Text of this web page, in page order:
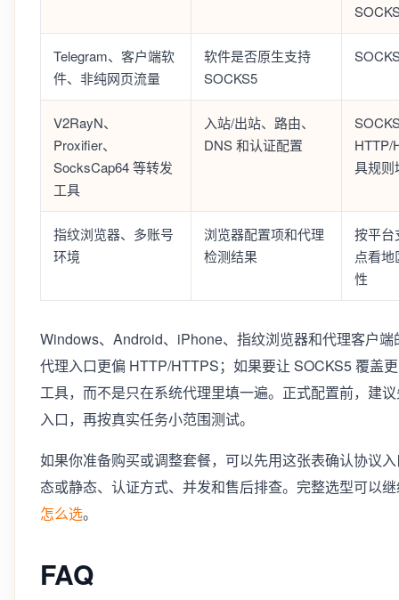
Telegram、客户端软
件、非纯网页流量
软件是否原生支持
SOCKS5
V2RayN、
Proxifier、
SocksCap64 等转发
工具
入站/出站、路由、
DNS 和认证配置
HTTP/
具规则
指纹浏览器、多账号
环境
浏览器配置项和代理
检测结果
按平台
点看
性
Windows、Android、iPhone、指纹浏览器和代理客户
代理入口更偏 HTTP/HTTPS；如果要让 SOCKS5 覆盖
工具，而不是只在系统代理里填一遍。正式配置前，建
入口，再按真实任务小范围测试。
如果你准备购买或调整套餐，可以先用这张表确认协议
态或静态、认证方式、并发和售后排查。完整选型可以
怎么选。
FAQ